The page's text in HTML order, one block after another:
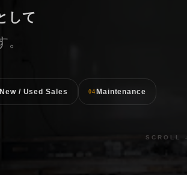
して
New / Used Sales 04 Maintenance
SCROLL ↓